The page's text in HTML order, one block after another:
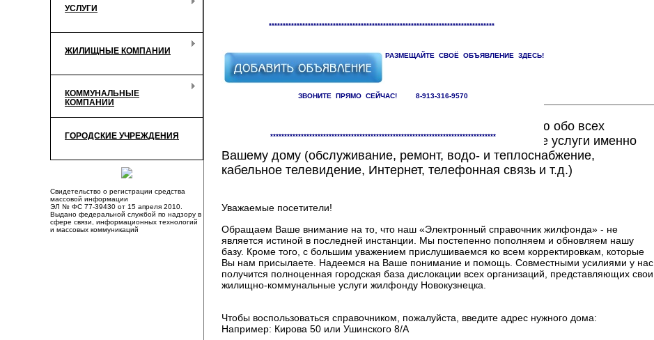
УСЛУГИ
ЖИЛИЩНЫЕ КОМПАНИИ
КОММУНАЛЬНЫЕ
КОМПАНИИ
ГОРОДСКИЕ УЧРЕЖДЕНИЯ
Свидетельство о регистрации средства
массовой информации
ЭЛ № ФС 77-39430 от 15 апреля 2010.
Выдано федеральной службой по надзору в
сфере связи, информационных технологий
и массовых коммуникаций
*********************************************************************************
РАЗМЕЩАЙТЕ СВОЁ ОБЪЯВЛЕНИЕ ЗДЕСЬ!
ЗВОНИТЕ ПРЯМО СЕЙЧАС! 8-913-316-9570
*********************************************************************************
Здесь Вы сможете найти исчерпывающую информацию обо всех
компаниях, предоставляющих жилищно-коммунальные услуги именно
Вашему дому (обслуживание, ремонт, водо- и теплоснабжение,
кабельное телевидение, Интернет, телефонная связь и т.д.)
Уважаемые посетители!
Обращаем Ваше внимание на то, что наш «Электронный справочник жилфонда» - не
является истиной в последней инстанции. Мы постепенно пополняем и обновляем нашу
базу. Кроме того, с большим уважением прислушиваемся ко всем корректировкам, которые
Вы нам присылаете. Надеемся на Ваше понимание и помощь. Совместными усилиями у нас
получится полноценная городская база дислокации всех организаций, представляющих свои
жилищно-коммунальные услуги жилфонду Новокузнецка.
Чтобы воспользоваться справочником, пожалуйста, введите адрес нужного дома:
Например: Кирова 50 или Ушинского 8/А